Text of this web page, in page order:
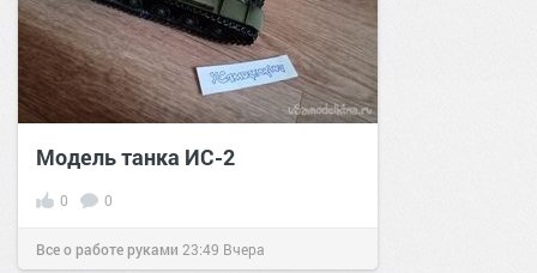
Модель танка ИС-2
0 0
Все о работе руками 23:49 Вчера